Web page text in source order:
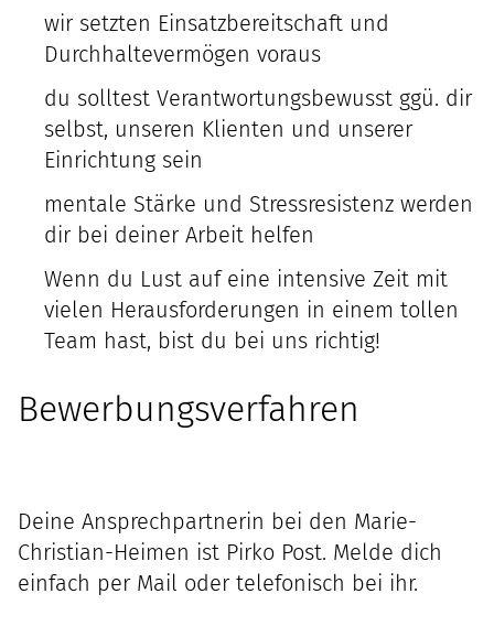
wir setzten Einsatzbereitschaft und
Durchhaltevermögen voraus
du solltest Verantwortungsbewusst ggü. dir
selbst, unseren Klienten und unserer
Einrichtung sein
mentale Stärke und Stressresistenz werden
dir bei deiner Arbeit helfen
Wenn du Lust auf eine intensive Zeit mit
vielen Herausforderungen in einem tollen
Team hast, bist du bei uns richtig!
Bewerbungsverfahren
Deine Ansprechpartnerin bei den Marie-
Christian-Heimen ist Pirko Post. Melde dich
einfach per Mail oder telefonisch bei ihr.